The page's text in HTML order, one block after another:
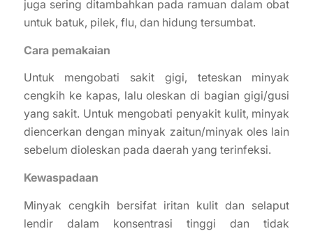
juga sering ditambahkan pada ramuan dalam obat
untuk batuk, pilek, flu, dan hidung tersumbat.
Cara pemakaian
Untuk mengobati sakit gigi, teteskan minyak
cengkih ke kapas, lalu oleskan di bagian gigi/gusi
yang sakit. Untuk mengobati penyakit kulit, minyak
diencerkan dengan minyak zaitun/minyak oles lain
sebelum dioleskan pada daerah yang terinfeksi.
Kewaspadaan
Minyak cengkih bersifat iritan kulit dan selaput
lendir dalam konsentrasi tinggi dan tidak